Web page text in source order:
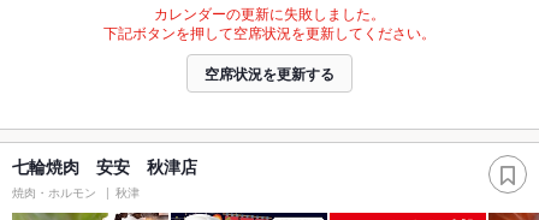
カレンダーの更新に失敗しました。
下記ボタンを押して空席状況を更新してください。
空席状況を更新する
七輪焼肉 安安 秋津店
焼肉・ホルモン 秋津